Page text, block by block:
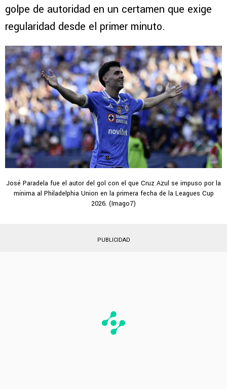
golpe de autoridad en un certamen que exige
regularidad desde el primer minuto.
José Paradela fue el autor del gol con el que Cruz Azul se impuso por la
mínima al Philadelphia Union en la primera fecha de la Leagues Cup
2026. (Imago7)
PUBLICIDAD